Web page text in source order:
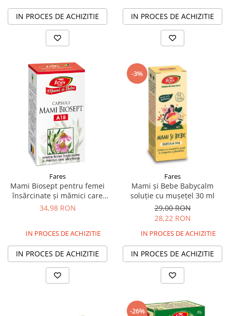
IN PROCES DE ACHIZITIE IN PROCES DE ACHIZITIE
Fares
Mami Biosept pentru femei
însărcinate și mămici care
alăptează, 30 capsule
34,98 RON
IN PROCES DE ACHIZITIE
IN PROCES DE ACHIZITIE
-3%
Fares
Mami și Bebe Babycalm
soluție cu mușețel 30 ml
29,00 RON
28,22 RON
IN PROCES DE ACHIZITIE
IN PROCES DE ACHIZITIE
-26%